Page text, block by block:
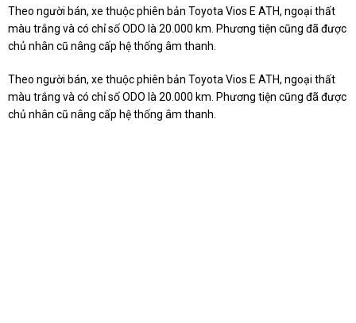
Theo người bán, xe thuộc phiên bản Toyota Vios E ATH, ngoại thất
màu trắng và có chỉ số ODO là 20.000 km. Phương tiện cũng đã được
chủ nhân cũ nâng cấp hệ thống âm thanh.
Theo người bán, xe thuộc phiên bản Toyota Vios E ATH, ngoại thất
màu trắng và có chỉ số ODO là 20.000 km. Phương tiện cũng đã được
chủ nhân cũ nâng cấp hệ thống âm thanh.